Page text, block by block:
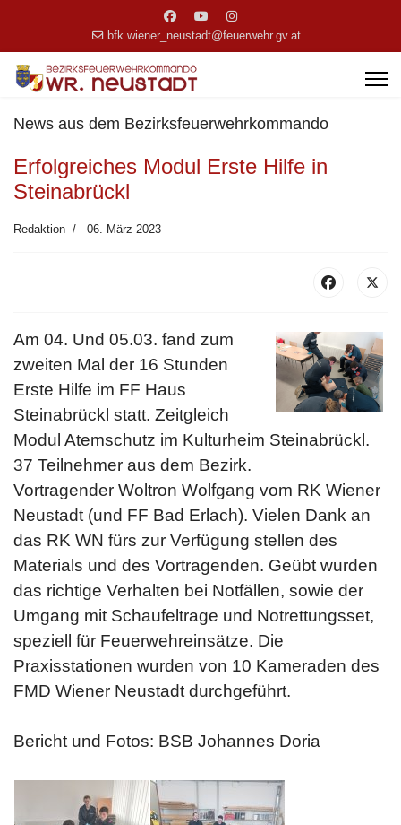
bfk.wiener_neustadt@feuerwehr.gv.at
News aus dem Bezirksfeuerwehrkommando
Erfolgreiches Modul Erste Hilfe in
Steinabrückl
Redaktion 06. März 2023
Am 04. Und 05.03. fand zum
zweiten Mal der 16 Stunden
Erste Hilfe im FF Haus
Steinabrückl statt. Zeitgleich
Modul Atemschutz im Kulturheim Steinabrückl.
37 Teilnehmer aus dem Bezirk.
Vortragender Woltron Wolfgang vom RK Wiener
Neustadt (und FF Bad Erlach). Vielen Dank an
das RK WN fürs zur Verfügung stellen des
Materials und des Vortragenden. Geübt wurden
das richtige Verhalten bei Notfällen, sowie der
Umgang mit Schaufeltrage und Notrettungsset,
speziell für Feuerwehreinsätze. Die
Praxisstationen wurden von 10 Kameraden des
FMD Wiener Neustadt durchgeführt.
Bericht und Fotos: BSB Johannes Doria